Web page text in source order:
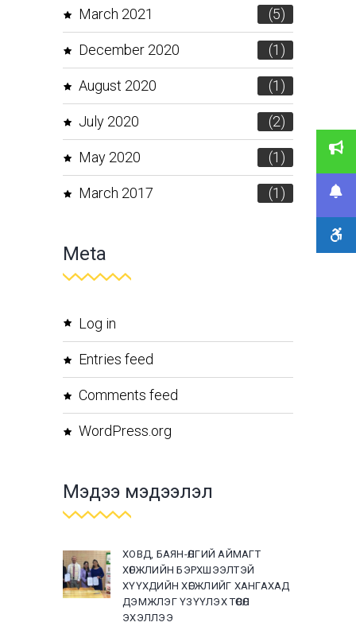
March 2021 (5)
December 2020 (1)
August 2020 (1)
July 2020 (2)
May 2020 (1)
March 2017 (1)
Meta
Log in
Entries feed
Comments feed
WordPress.org
Мэдээ мэдээлэл
ХОВД, БАЯН-ӨЛГИЙ АЙМАГТ
ХӨГЖЛИЙН БЭРХШЭЭЛТЭЙ
ХҮҮХДИЙН ХӨГЖЛИЙГ ХАНГАХАД
ДЭМЖЛЭГ ҮЗҮҮЛЭХ ТӨСӨЛ
ЭХЭЛЛЭЭ